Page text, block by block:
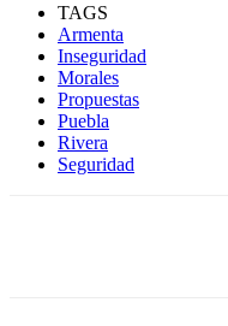
TAGS
Armenta
Inseguridad
Morales
Propuestas
Puebla
Rivera
Seguridad